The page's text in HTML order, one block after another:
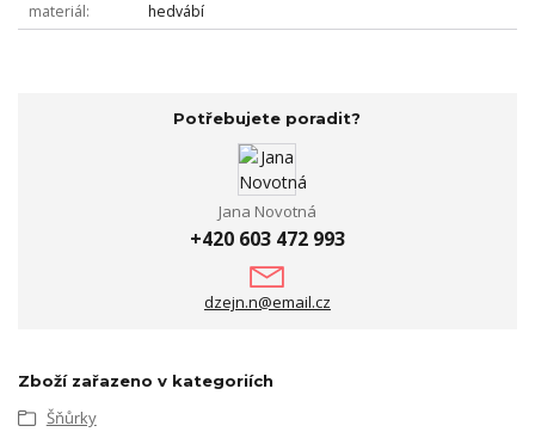
materiál
hedvábí
Potřebujete poradit?
Jana Novotná
+420 603 472 993
dzejn.n@email.cz
Zboží zařazeno v kategoriích
Šňůrky